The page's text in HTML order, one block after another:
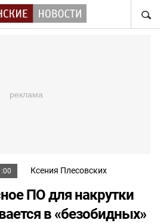
Ксения Плесовских
ПО для накрутки
в «безобидных»